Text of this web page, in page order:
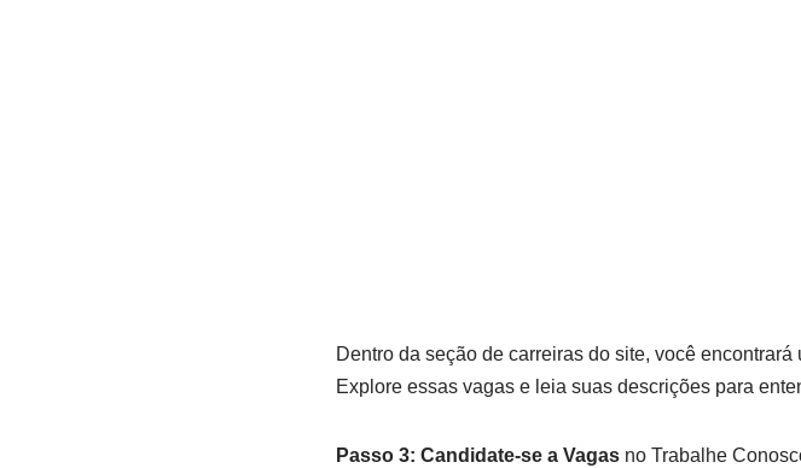
Dentro da seção de carreiras do site, você
Explore essas vagas e leia suas descrições para
Passo 3: Candidate-se a Vagasno Trabalhe